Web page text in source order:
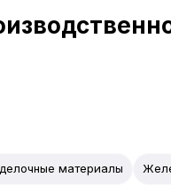
материалы